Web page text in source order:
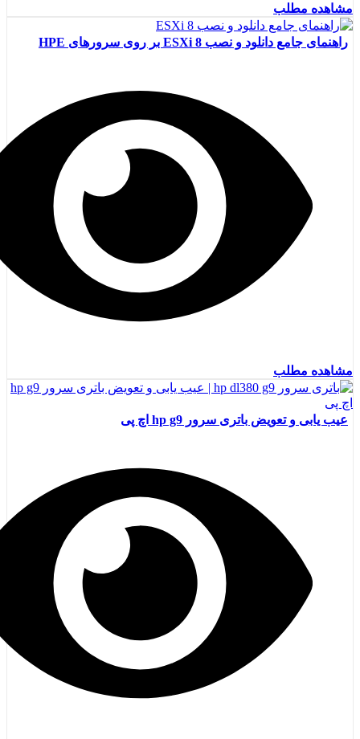
مشاهده مطلب
راهنمای جامع دانلود و نصب ESXi 8 بر روی سرورهای HPE
مشاهده مطلب
عیب یابی و تعویض باتری سرور hp g9 اچ پی